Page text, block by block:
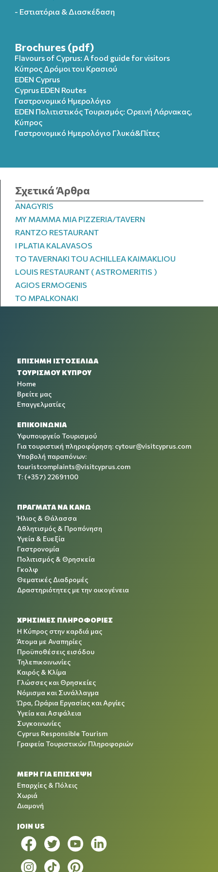
- Εστιατόρια & Διασκέδαση
Brochures (pdf)
Flavours of Cyprus: A food guide for visitors
Κύπρος Δρόμοι του Κρασιού
EDEN Cyprus
Cyprus EDEN Routes
Γαστρονομικό Ημερολόγιο
EDEN Πολιτιστικός Τουρισμός: Ορεινή Λάρνακας,
Κύπρος
Γαστρονομικό Ημερολόγιo Γλυκά&Πίτες
Σχετικά Άρθρα
ANAGYRIS
MY MAMMA MIA PIZZERIA/TAVERN
RANTZO RESTAURANT
I PLATIA KALAVASOS
TO TAVERNAKI TOU ACHILLEA KAIMAKLIOU
LOUIS RESTAURANT ( ASTROMERITIS )
AGIOS ERMOGENIS
TO MPALKONAKI
ΕΠΙΣΗΜΗ ΙΣΤΟΣΕΛΙΔΑ
ΤΟΥΡΙΣΜΟΥ ΚΥΠΡΟΥ
Home
Βρείτε μας
Επαγγελματίες
ΕΠΙΚΟΙΝΩΝΙΑ
Υφυπουργείο Τουρισμού
Για τουριστική πληροφόρηση: cytour@visitcyprus.com
Υποβολή παραπόνων:
touristcomplaints@visitcyprus.com
T: (+357) 22691100
ΠΡΑΓΜΑΤΑ ΝΑ ΚΑΝΩ
Ήλιος & Θάλασσα
Αθλητισμός & Προπόνηση
Υγεία & Ευεξία
Γαστρονομία
Πολιτισμός & Θρησκεία
Γκολφ
Θεματικές Διαδρομές
Δραστηριότητες με την οικογένεια
ΧΡΉΣΙΜΕΣ ΠΛΗΡΟΦΟΡΊΕΣ
Η Κύπρος στην καρδιά μας
Άτομα με Αναπηρίες
Προϋποθέσεις εισόδου
Τηλεπικοινωνίες
Καιρός & Κλίμα
Γλώσσες και Θρησκείες
Νόμισμα και Συνάλλαγμα
Ώρα, Ωράρια Εργασίας και Αργίες
Υγεία και Ασφάλεια
Συγκοινωνίες
Cyprus Responsible Tourism
Γραφεία Τουριστικών Πληροφοριών
ΜΕΡΗ ΓΙΑ ΕΠΙΣΚΕΨΗ
Επαρχίες & Πόλεις
Χωριά
Διαμονή
JOIN US